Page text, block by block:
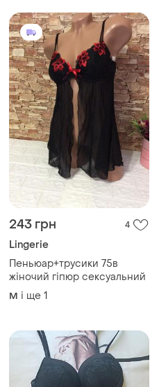
243 грн 4
Lingerie
Пеньюар+трусики 75в
жіночий гіпюр сексуальний
M і ще 1